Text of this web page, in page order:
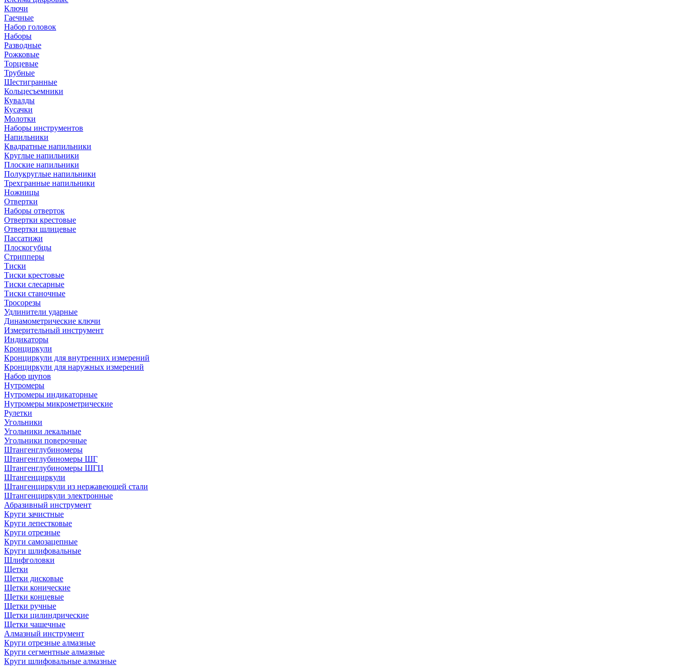
Ключи
Гаечные
Набор головок
Наборы
Разводные
Рожковые
Торцевые
Трубные
Шестигранные
Кольцесъемники
Кувалды
Кусачки
Молотки
Наборы инструментов
Напильники
Квадратные напильники
Круглые напильники
Плоские напильники
Полукруглые напильники
Трехгранные напильники
Ножницы
Отвертки
Наборы отверток
Отвертки крестовые
Отвертки шлицевые
Пассатижи
Плоскогубцы
Стрипперы
Тиски
Тиски крестовые
Тиски слесарные
Тиски станочные
Тросорезы
Удлинители ударные
Динамометрические ключи
Измерительный инструмент
Индикаторы
Кронциркули
Кронциркули для внутренних измерений
Кронциркули для наружных измерений
Набор щупов
Нутромеры
Нутромеры индикаторные
Нутромеры микрометрические
Рулетки
Угольники
Угольники лекальные
Угольники поверочные
Штангенглубиномеры
Штангенглубиномеры ШГ
Штангенглубиномеры ШГЦ
Штангенциркули
Штангенциркули из нержавеющей стали
Штангенциркули электронные
Абразивный инструмент
Круги зачистные
Круги лепестковые
Круги отрезные
Круги самозацепные
Круги шлифовальные
Шлифголовки
Щетки
Щетки дисковые
Щетки конические
Щетки концевые
Щетки ручные
Щетки цилиндрические
Щетки чашечные
Алмазный инструмент
Круги отрезные алмазные
Круги сегментные алмазные
Круги шлифовальные алмазные